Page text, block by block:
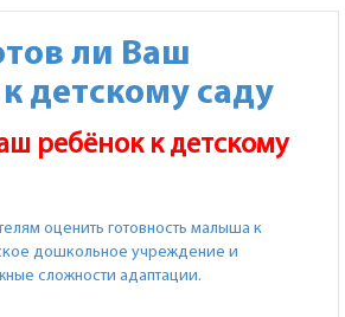
ли Ваш
детскому саду
ребёнок к детскому
оценить готовность малыша к
дошкольное учреждение и
сложности адаптации.